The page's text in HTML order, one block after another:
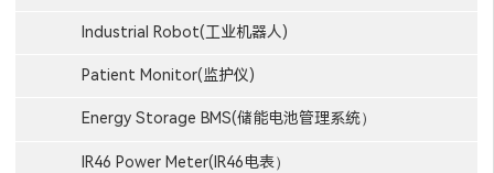
Industrial Robot(工业机器人)
Patient Monitor(监护仪)
Energy Storage BMS(储能电池管理系统）
IR46 Power Meter(IR46电表）